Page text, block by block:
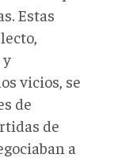
Estas
y
vicios, se
de
de
a